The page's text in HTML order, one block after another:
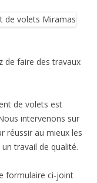
de faire des travaux
de volets est
intervenons sur
réussir au mieux les
travail de qualité.
formulaire ci-joint